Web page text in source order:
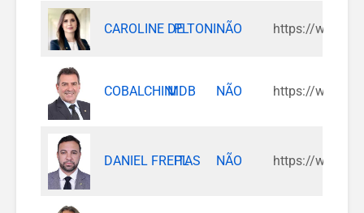
CAROLINE DE TONI
PL NÃO https://
COBALCHINIMDB NÃO https://
DANIEL FREITAS
PL NÃO https://